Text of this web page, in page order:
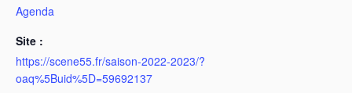
Agenda
Site :
https://scene55.fr/saison-2022-2023/?
oaq%5Buid%5D=59692137